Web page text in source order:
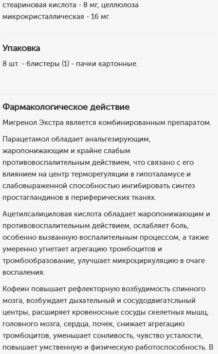
стеариновая кислота - 8 мг, целлюлоза
микрокристаллическая - 16 мг.
Упаковка
8 шт. - блистеры (1) - пачки картонные.
Фармакологическое действие
Мигренол Экстра является комбинированным препаратом.
Парацетамол обладает анальгезирующим,
жаропонижающим и крайне слабым
противовоспалительным действием, что связано с его
влиянием на центр терморегуляции в гипоталамусе и
слабовыраженной способностью ингибировать синтез
простагландинов в периферических тканях.
Ацетилсалициловая кислота обладает жаропонижающим и
противовоспалительным действием, ослабляет боль,
особенно вызванную воспалительным процессом, а также
умеренно угнетает агрегацию тромбоцитов и
тромбообразование, улучшает микроциркуляцию в очаге
воспаления.
Кофеин повышает рефлекторную возбудимость спинного
мозга, возбуждает дыхательный и сосудодвигатсльный
центры, расширяет кровеносные сосуды скелетных мышц,
головного мозга, сердца, почек, снижает агрегацию
тромбоцитов, уменьшает сонливость, чувство усталости,
повышает умственную и физическую работоспособность. В